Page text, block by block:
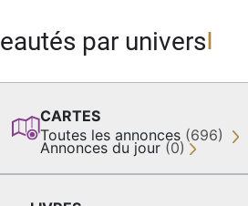
par univers
CARTES
Toutes les annonces (696)
Annonces du jour (0)